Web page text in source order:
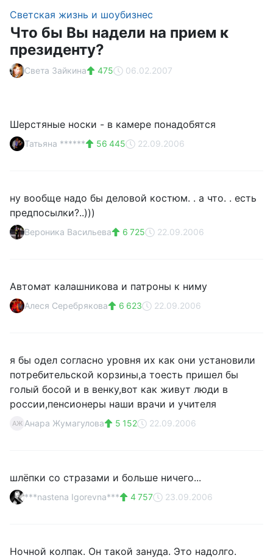
Светская жизнь и шоубизнес
Что бы Вы надели на прием к
президенту?
Света Зайкина 475 06.02.2007
Шерстяные носки - в камере понадобятся
Татьяна ****** 56 445 22.09.2006
ну вообще надо бы деловой костюм. . а что. . есть
предпосылки?..)))
Вероника Васильева 6 725 22.09.2006
Автомат калашникова и патроны к ниму
Алеся Серебрякова 6 623 22.09.2006
я бы одел согласно уровня их как они установили
потребительской корзины,а тоесть пришел бы
голый босой и в венку,вот как живут люди в
россии,пенсионеры наши врачи и учителя
АЖ Анара Жумагулова 5 152 22.09.2006
шлёпки со стразами и больше ничего...
***nastena Igorevna*** 4 757 23.09.2006
Ночной колпак. Он такой зануда. Это надолго.